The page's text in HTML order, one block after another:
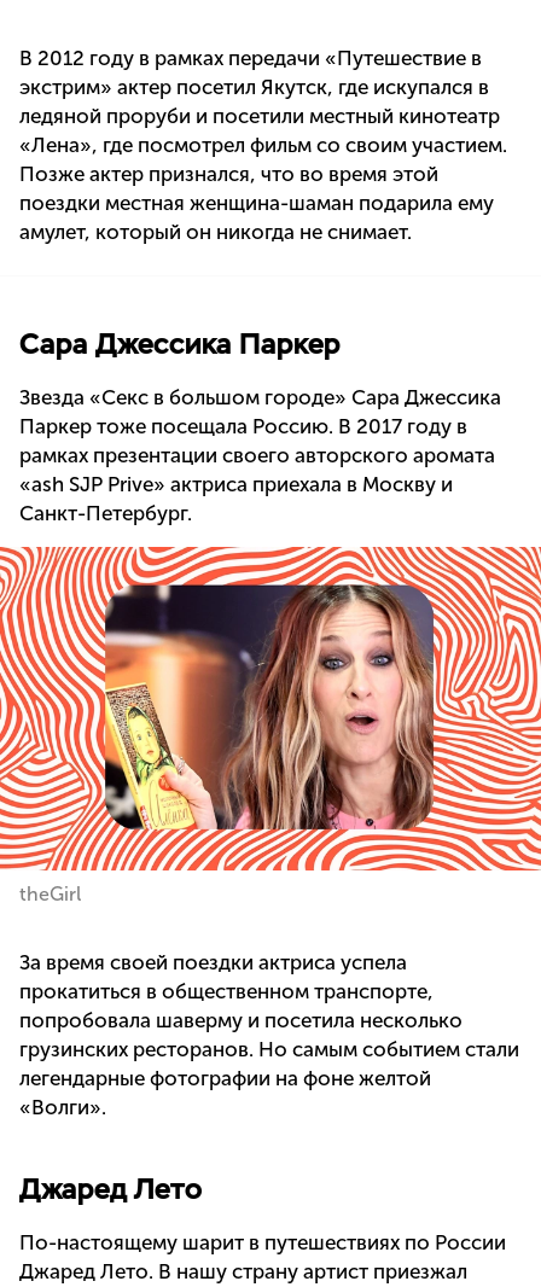
В 2012 году в рамках передачи «Путешествие в
экстрим» актер посетил Якутск, где искупался в
ледяной проруби и посетили местный кинотеатр
«Лена», где посмотрел фильм со своим участием.
Позже актер признался, что во время этой
поездки местная женщина-шаман подарила ему
амулет, который он никогда не снимает.
Сара Джессика Паркер
Звезда «Секс в большом городе» Сара Джессика
Паркер тоже посещала Россию. В 2017 году в
рамках презентации своего авторского аромата
«ash SJP Prive» актриса приехала в Москву и
Санкт-Петербург.
theGirl
За время своей поездки актриса успела
прокатиться в общественном транспорте,
попробовала шаверму и посетила несколько
грузинских ресторанов. Но самым событием стали
легендарные фотографии на фоне желтой
«Волги».
Джаред Лето
По-настоящему шарит в путешествиях по России
Джаред Лето. В нашу страну артист приезжал